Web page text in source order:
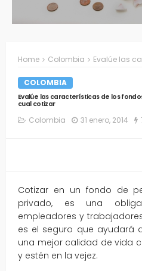
Home Colombia Evalúe las características
COLOMBIA
Evalúe las características de los
cual cotizar
Colombia 31 enero, 2014
Cotizar en un fondo de
privado, es una
empleadores y
es el seguro que ayudará
una mejor calidad de vida
y estén en la vejez.